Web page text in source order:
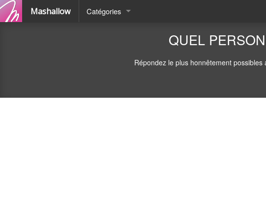
Mashallow Catégories
QUEL
Répondez le plus honnêtement